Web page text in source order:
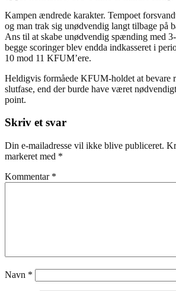
Kampen ændrede karakter. Tempoet
og man trak sig unødvendig langt tilbage på
Ans til at skabe unødvendig spænding med
begge scoringer blev endda indkasseret i
10 mod 11 KFUM’ere.
Heldigvis formåede KFUM-holdet at bevare
slutfase, end der burde have været
point.
Skriv et svar
Din e-mailadresse vil ikke blive publiceret.
markeret med *
Kommentar *
Navn *